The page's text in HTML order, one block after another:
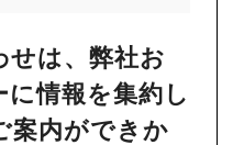
せは、弊社お
情報を集約し
案内ができか